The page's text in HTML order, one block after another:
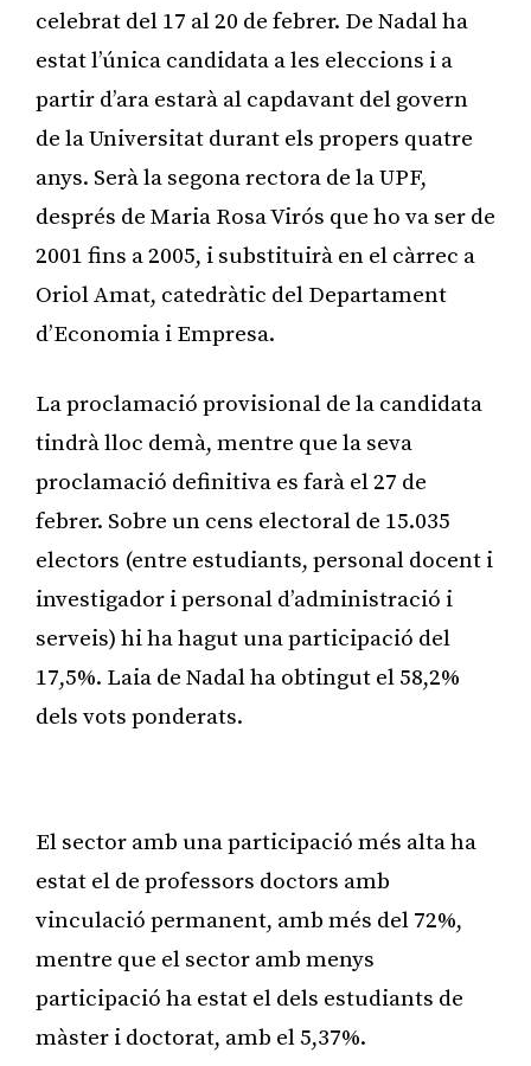
celebrat del 17 al 20 de febrer. De Nadal ha
estat l’única candidata a les eleccions i a
partir d’ara estarà al capdavant del govern
de la Universitat durant els propers quatre
anys. Serà la segona rectora de la UPF,
després de Maria Rosa Virós que ho va ser de
2001 fins a 2005, i substituirà en el càrrec a
Oriol Amat, catedràtic del Departament
d’Economia i Empresa.
La proclamació provisional de la candidata
tindrà lloc demà, mentre que la seva
proclamació definitiva es farà el 27 de
febrer. Sobre un cens electoral de 15.035
electors (entre estudiants, personal docent i
investigador i personal d’administració i
serveis) hi ha hagut una participació del
17,5%. Laia de Nadal ha obtingut el 58,2%
dels vots ponderats.
El sector amb una participació més alta ha
estat el de professors doctors amb
vinculació permanent, amb més del 72%,
mentre que el sector amb menys
participació ha estat el dels estudiants de
màster i doctorat, amb el 5,37%.